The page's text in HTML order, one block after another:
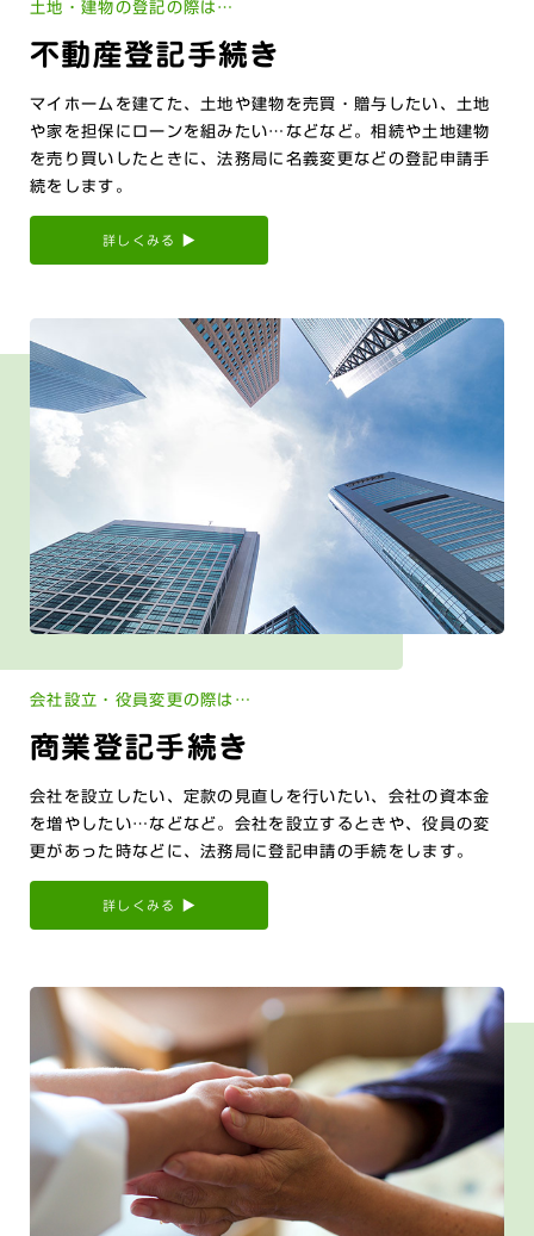
土地・建物の登記の際は…
不動産登記手続き
マイホームを建てた、土地や建物を売買・贈与したい、土地
や家を担保にローンを組みたい…などなど。相続や土地建物
を売り買いしたときに、法務局に名義変更などの登記申請手
続をします。
詳しくみる
会社設立・役員変更の際は…
商業登記手続き
会社を設立したい、定款の見直しを行いたい、会社の資本金
を増やしたい…などなど。会社を設立するときや、役員の変
更があった時などに、法務局に登記申請の手続をします。
詳しくみる